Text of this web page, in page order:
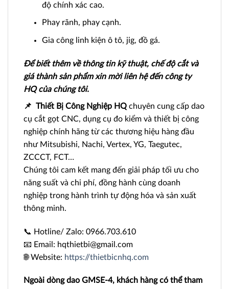
độ chính xác cao.
Phay rãnh, phay cạnh.
Gia công linh kiện ô tô, jig, đồ gá.
Để biết thêm về thông tin kỹ thuật, chế độ cắt và
giá thành sản phẩm xin mời liên hệ đến công ty
HQ của chúng tôi.
📌 Thiết Bị Công Nghiệp HQ chuyên cung cấp dao
cụ cắt gọt CNC, dụng cụ đo kiểm và thiết bị công
nghiệp chính hãng từ các thương hiệu hàng đầu
như Mitsubishi, Nachi, Vertex, YG, Taegutec,
ZCCCT, FCT…
Chúng tôi cam kết mang đến giải pháp tối ưu cho
năng suất và chi phí, đồng hành cùng doanh
nghiệp trong hành trình tự động hóa và sản xuất
thông minh.
📞 Hotline/ Zalo: 0966.703.610
📧 Email: hqthietbi@gmail.com
🌐 Website: https://thietbicnhq.com
Ngoài dòng dao GMSE-4, khách hàng có thể tham